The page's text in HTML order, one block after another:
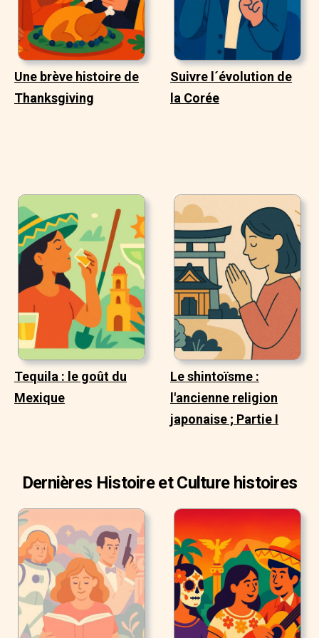
Une brève histoire de
Thanksgiving
Suivre l´évolution de
la Corée
Tequila : le goût du
Mexique
Le shintoïsme :
l'ancienne religion
japonaise ; Partie I
Dernières Histoire et Culture histoires